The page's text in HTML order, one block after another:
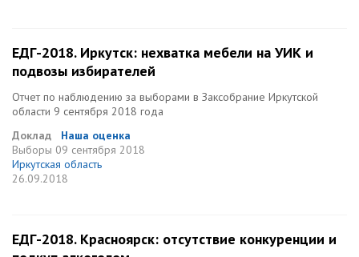
ЕДГ-2018. Иркутск: нехватка мебели на УИК и
подвозы избирателей
Отчет по наблюдению за выборами в Заксобрание Иркутской
области 9 сентября 2018 года
Доклад
Наша оценка
Выборы 09 сентября 2018
Иркутская область
26.09.2018
ЕДГ-2018. Красноярск: отсутствие конкуренции и